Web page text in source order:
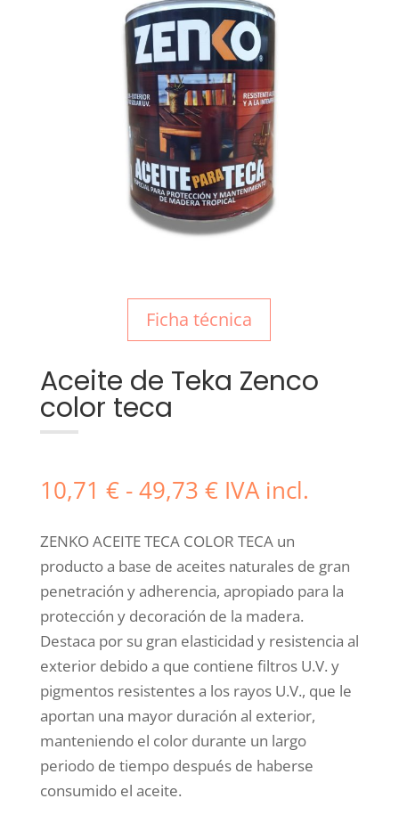
Ficha técnica
Aceite de Teka Zenco
color teca
10,71 € - 49,73 €Rango
precios:
desde
10,71 €
hasta
49,73 €
IVA incl.
ZENKO ACEITE TECA COLOR TECA un
producto a base de aceites naturales de gran
penetración y adherencia, apropiado para la
protección y decoración de la madera.
Destaca por su gran elasticidad y resistencia al
exterior debido a que contiene filtros U.V. y
pigmentos resistentes a los rayos U.V., que le
aportan una mayor duración al exterior,
manteniendo el color durante un largo
periodo de tiempo después de haberse
consumido el aceite.